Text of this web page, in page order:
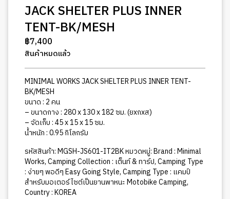
JACK SHELTER PLUS INNER
TENT-BK/MESH
฿7,400
สินค้าหมดแล้ว
MINIMAL WORKS JACK SHELTER PLUS INNER TENT-
BK/MESH
ขนาด : 2 คน
– ขนาดกาง : 280 x 130 x 182 ซม. (ยxกxส)
– จัดเก็บ : 45 x 15 x 15 ซม.
น้ำหนัก : 0.95 กิโลกรัม
รหัสสินค้า:MGSH-JS601-IT2BKหมวดหมู่:Brand : Minimal
Works,Camping Collection : เต็นท์ & ทาร์ป,Camping Type
: ง่ายๆ พอดีๆ Easy Going Style,Camping Type : แคมป์
สำหรับมอเตอร์ไซต์เป็นยานพาหนะ Motobike Camping,
Country : KOREA